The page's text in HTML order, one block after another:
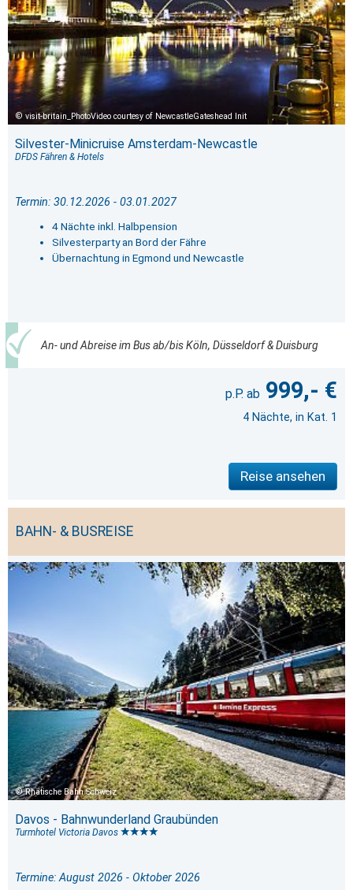
visit-britain_PhotoVideo courtesy of NewcastleGateshead Init
Silvester-Minicruise Amsterdam-Newcastle
DFDS Fähren & Hotels
Termin: 30.12.2026 - 03.01.2027
4 Nächte inkl. Halbpension
Silvesterparty an Bord der Fähre
Übernachtung in Egmond und Newcastle
An- und Abreise im Bus ab/bis Köln, Düsseldorf & Duisburg
999,- €
4 Nächte, in Kat. 1
Reise ansehen
BAHN- & BUSREISE
Rhätische Bahn Schweiz
Davos - Bahnwunderland Graubünden
Turmhotel Victoria Davos
Termine: August 2026 - Oktober 2026